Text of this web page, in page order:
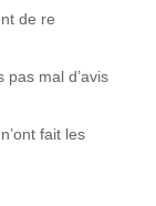
de re
mal d’avis
fait les